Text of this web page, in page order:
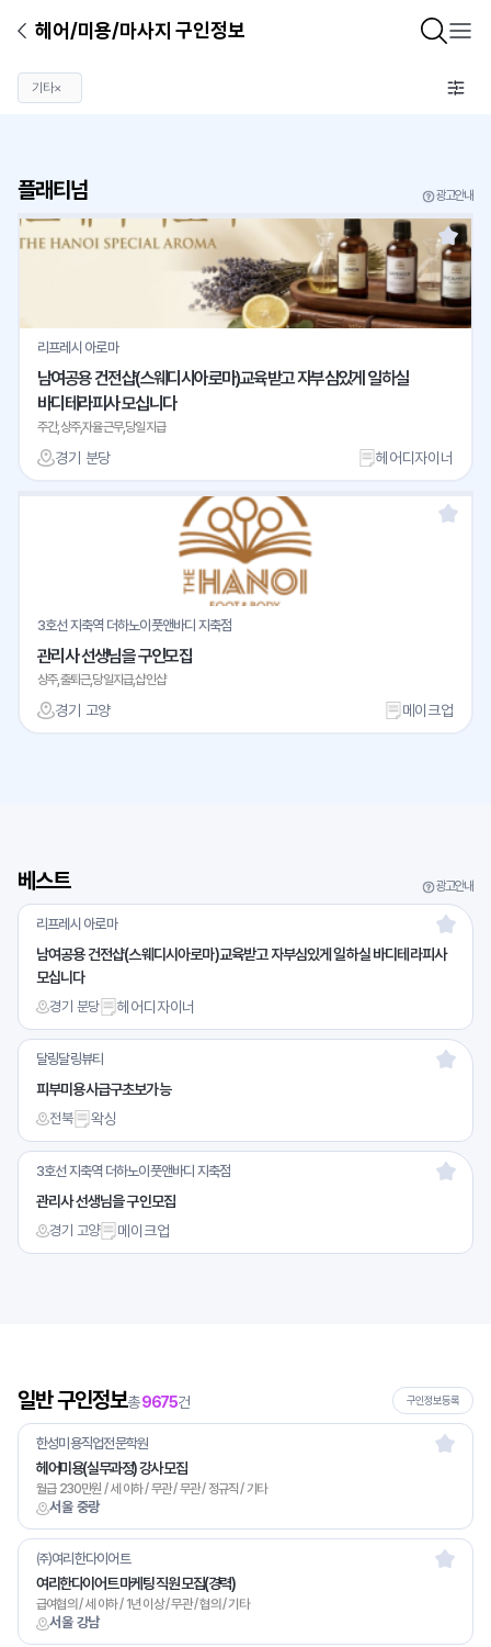
헤어/미용/마사지 구인정보
기타×
플래티넘 광고안내
리프레시 아로마
남여공용 건전샵(스웨디시아로마)교육받고 자부심있게 일하실
바디테라피사 모십니다
주간,상주,자율근무,당일지급
경기 분당 헤어디자이너
3호선 지축역 더하노이풋앤바디 지축점
관리사 선생님을 구인모집
상주,출퇴근,당일지급,샵인샵
경기 고양 메이크업
베스트 광고안내
리프레시 아로마
남여공용 건전샵(스웨디시아로마)교육받고 자부심있게 일하실 바디테라피사
모십니다
경기 분당 헤어디자이너
달링달링뷰티
피부미용사급구초보가능
전북 왁싱
3호선 지축역 더하노이풋앤바디 지축점
관리사 선생님을 구인모집
경기 고양 메이크업
일반 구인정보총9675건 구인정보등록
서울 중랑
한성미용직업전문학원
헤어미용(실무과정) 강사 모집
월급 230만원 / 세 이하 / 무관 / 무관 / 정규직 / 기타
서울 강남
㈜여리한다이어트
여리한다이어트 마케팅 직원 모집(경력)
급여협의 / 세 이하 / 1년 이상 / 무관 / 협의 / 기타